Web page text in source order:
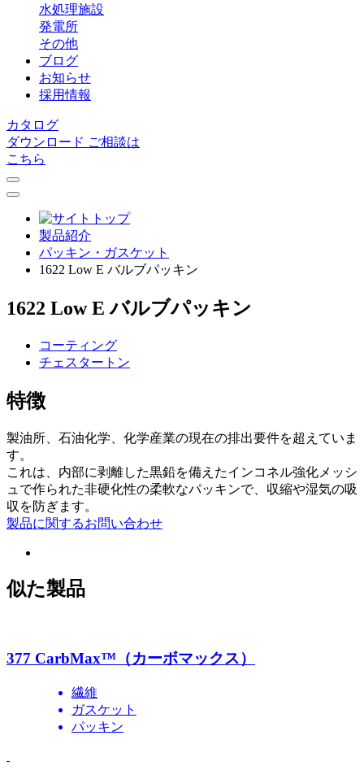
水処理施設
発電所
その他
ブログ
お知らせ
採用情報
カタログ
ダウンロード ご相談は
こちら
製品紹介
パッキン・ガスケット
1622 Low E バルブパッキン
1622 Low E バルブパッキン
コーティング
チェスタートン
特徴
製油所、石油化学、化学産業の現在の排出要件を超えていま
す。
これは、内部に剥離した黒鉛を備えたインコネル強化メッシ
ュで作られた非硬化性の柔軟なパッキンで、収縮や湿気の吸
収を防ぎます。
製品に関するお問い合わせ
似た製品
377 CarbMax™（カーボマックス）
繊維
ガスケット
パッキン